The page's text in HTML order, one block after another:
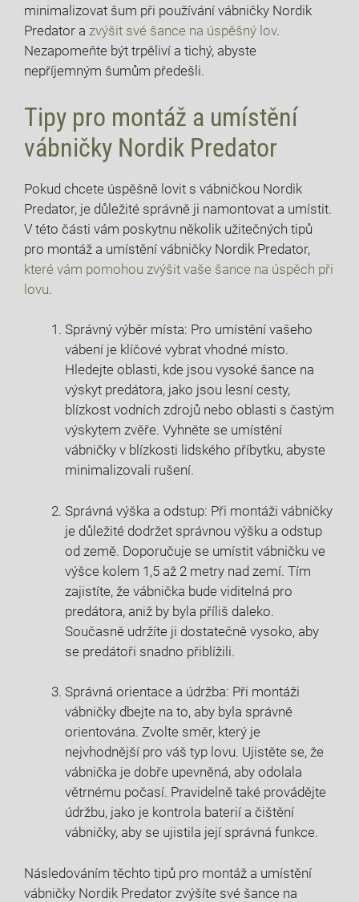
minimalizovat šum při používání vábničky Nordik
Predator a zvýšit své šance na úspěšný lov.
Nezapomeňte být trpěliví a tichý, abyste
nepříjemným šumům předešli.
Tipy pro montáž a umístění
vábničky Nordik Predator
Pokud chcete úspěšně lovit s vábničkou Nordik
Predator, je důležité správně ji namontovat a umístit.
V této části vám poskytnu několik užitečných tipů
pro montáž a umístění vábničky Nordik Predator,
které vám pomohou zvýšit vaše šance na úspěch při
lovu.
Správný výběr místa: Pro umístění vašeho
vábení je klíčové vybrat vhodné místo.
Hledejte oblasti, kde jsou vysoké šance na
výskyt predátora, jako jsou lesní cesty,
blízkost vodních zdrojů nebo oblasti s častým
výskytem zvěře. Vyhněte se umístění
vábničky v blízkosti lidského příbytku, abyste
minimalizovali rušení.
Správná výška a odstup: Při montáži vábničky
je důležité dodržet správnou výšku a odstup
od země. Doporučuje se umístit vábničku ve
výšce kolem 1,5 až 2 metry nad zemí. Tím
zajistíte, že vábnička bude viditelná pro
predátora, aniž by byla příliš daleko.
Současně udržíte ji dostatečně vysoko, aby
se predátoři snadno přiblížili.
Správná orientace a údržba: Při montáži
vábničky dbejte na to, aby byla správně
orientována. Zvolte směr, který je
nejvhodnější pro váš typ lovu. Ujistěte se, že
vábnička je dobře upevněná, aby odolala
větrnému počasí. Pravidelně také provádějte
údržbu, jako je kontrola baterií a čištění
vábničky, aby se ujistila její správná funkce.
Následováním těchto tipů pro montáž a umístění
vábničky Nordik Predator zvýšíte své šance na